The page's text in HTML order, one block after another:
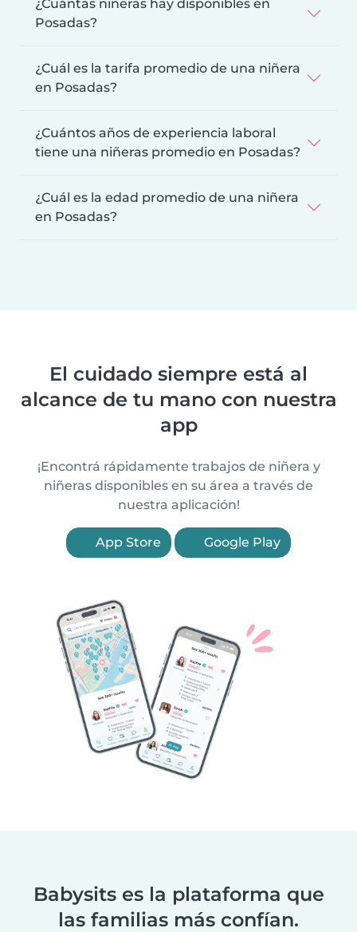
¿Cuántas niñeras hay disponibles en
Posadas?
¿Cuál es la tarifa promedio de una niñera
en Posadas?
¿Cuántos años de experiencia laboral
tiene una niñeras promedio en Posadas?
¿Cuál es la edad promedio de una niñera
en Posadas?
El cuidado siempre está al
alcance de tu mano con nuestra
app
¡Encontrá rápidamente trabajos de niñera y
niñeras disponibles en su área a través de
nuestra aplicación!
App Store Google Play
Babysits es la plataforma que
las familias más confían.